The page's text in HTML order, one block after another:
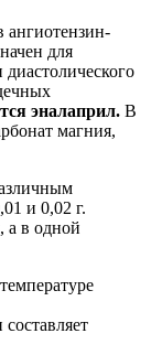
ангиотензин-
для
диастолического
эналаприл. В
магния,
и 0,02 г.
а в одной